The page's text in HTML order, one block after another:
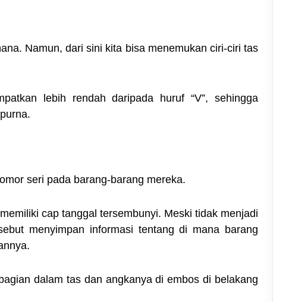
Namun, dari sini kita bisa menemukan ciri-ciri tas
lebih rendah daripada huruf “V”, sehingga
seri pada barang-barang mereka.
cap tanggal tersembunyi. Meski tidak menjadi
menyimpan informasi tentang di mana barang
dalam tas dan angkanya di embos di belakang